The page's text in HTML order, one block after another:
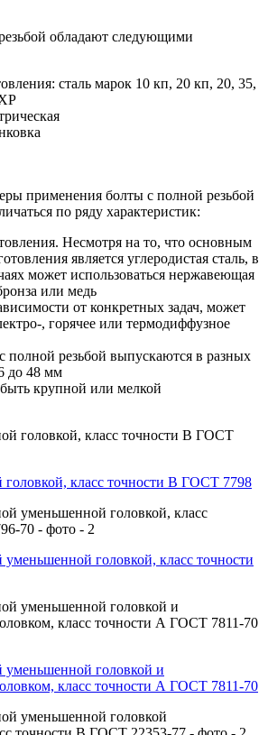
обладают следующими
сталь марок 10 кп, 20 кп, 20, 35,
применения болты с полной резьбой
по ряду характеристик:
Несмотря на то, что основным
является углеродистая сталь, в
может использоваться нержавеющая
или медь
от конкретных задач, может
, горячее или термодиффузное
полной резьбой выпускаются в разных
до 48 мм
крупной или мелкой
головкой, класс точности В ГОСТ 7798
головкой, класс точности
уменьшенной головкой и
класс точности А ГОСТ 7811-70